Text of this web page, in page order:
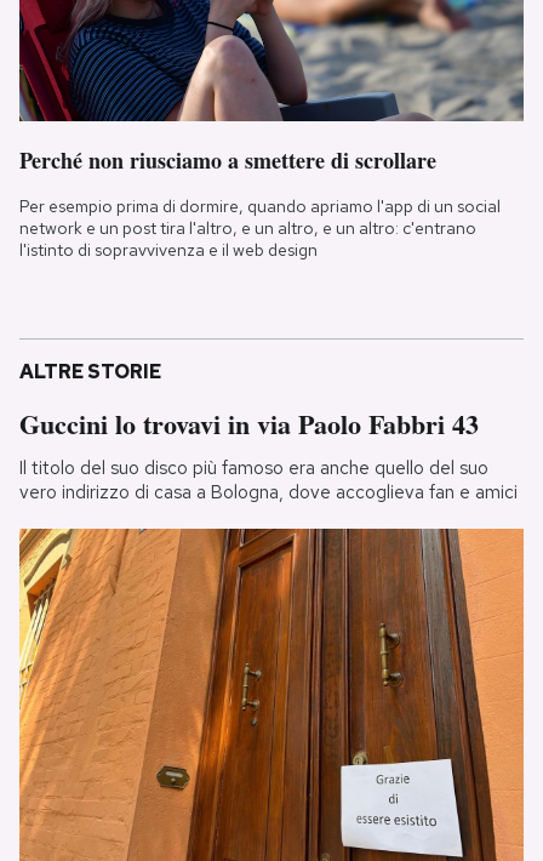
Perché non riusciamo a smettere di scrollare
Per esempio prima di dormire, quando apriamo l'app di un social
network e un post tira l'altro, e un altro, e un altro: c'entrano
l'istinto di sopravvivenza e il web design
ALTRE STORIE
Guccini lo trovavi in via Paolo Fabbri 43
Il titolo del suo disco più famoso era anche quello del suo
vero indirizzo di casa a Bologna, dove accoglieva fan e amici